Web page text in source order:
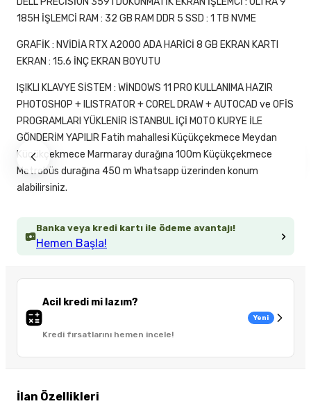
Banka veya kredi kartı ile ödeme avantajı!
Hemen Başla!
Acil kredi mi lazım?
Kredi fırsatlarını hemen incele!
Yeni
İlan Özellikleri
185H İŞLEMCİ RAM : 32 GB RAM DDR 5 SSD : 1 TB NVME
GRAFİK : NVİDİA RTX A2000 ADA HARİCİ 8 GB EKRAN KARTI
EKRAN : 15.6 İNÇ EKRAN BOYUTU
IŞIKLI KLAVYE SİSTEM : WİNDOWS 11 PRO KULLANIMA HAZIR
PHOTOSHOP + ILISTRATOR + COREL DRAW + AUTOCAD ve OFİS
PROGRAMLARI YÜKLENİR İSTANBUL İÇİ MOTO KURYE İLE
GÖNDERİM YAPILIR Fatih mahallesi Küçükçekmece Meydan
Küçükçekmece Marmaray durağına 100m Küçükçekmece
Metrobüs durağına 450 m Whatsapp üzerinden konum
alabilirsiniz.